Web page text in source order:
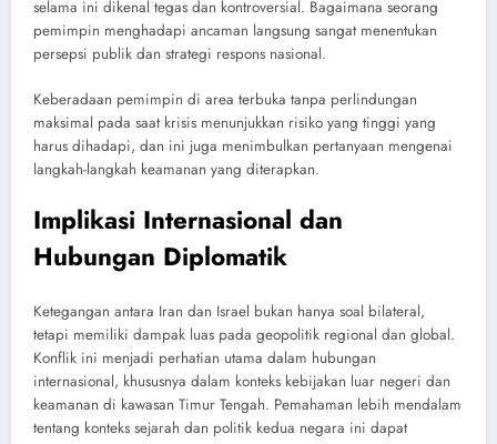
selama ini dikenal tegas dan kontroversial. Bagaimana seorang
pemimpin menghadapi ancaman langsung sangat menentukan
persepsi publik dan strategi respons nasional.
Keberadaan pemimpin di area terbuka tanpa perlindungan
maksimal pada saat krisis menunjukkan risiko yang tinggi yang
harus dihadapi, dan ini juga menimbulkan pertanyaan mengenai
langkah-langkah keamanan yang diterapkan.
Implikasi Internasional dan
Hubungan Diplomatik
Ketegangan antara Iran dan Israel bukan hanya soal bilateral,
tetapi memiliki dampak luas pada geopolitik regional dan global.
Konflik ini menjadi perhatian utama dalam hubungan
internasional, khususnya dalam konteks kebijakan luar negeri dan
keamanan di kawasan Timur Tengah. Pemahaman lebih mendalam
tentang konteks sejarah dan politik kedua negara ini dapat